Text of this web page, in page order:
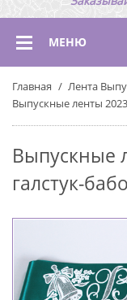
МЕНЮ
Главная
Лента
Выпускные ленты
Выпускные
галстук-